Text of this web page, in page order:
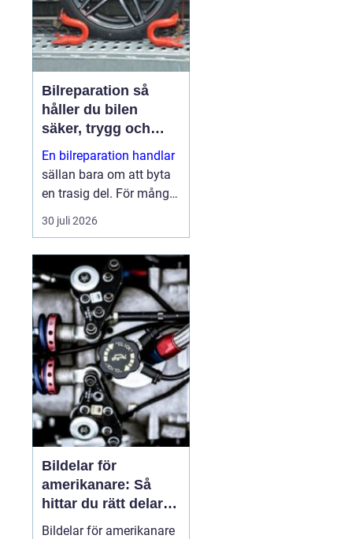
Bilreparation så
håller du bilen
säker, trygg och
ekonomisk
En bilreparation handlar
sällan bara om att byta
en trasig del. För många
bilägare är bilen en
förutsättning för
fritid och alla måsten
däremellan. När bilen
krå...
30 juli 2026
Bildelar för
amerikanare: Så
hittar du rätt delar
till din USA-bil
Bildelar för amerikanare